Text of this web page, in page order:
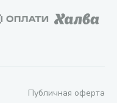
Публичная оферта